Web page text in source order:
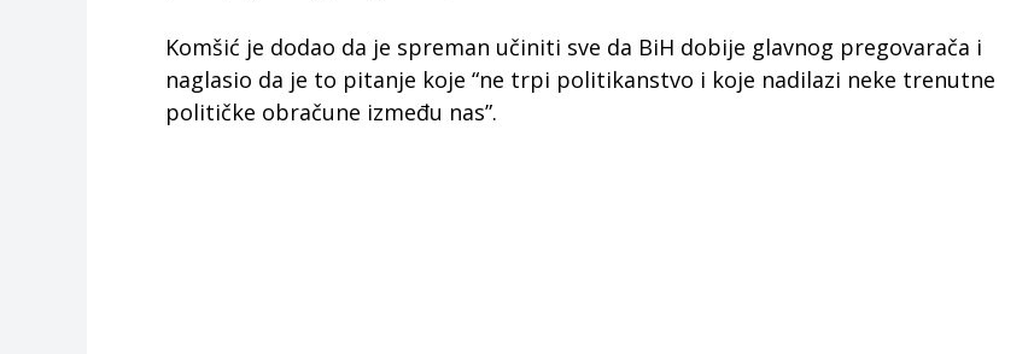
Komšić je dodao da je spreman učiniti sve da BiH dobije glavnog pregovarača i
naglasio da je to pitanje koje “ne trpi politikanstvo i koje nadilazi neke trenutne
političke obračune između nas”.